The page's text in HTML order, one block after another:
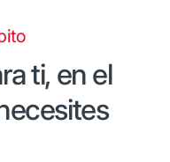
ti, en el